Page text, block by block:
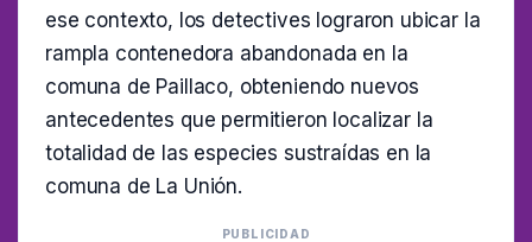
ese contexto, los detectives lograron ubicar la
rampla contenedora abandonada en la
comuna de Paillaco, obteniendo nuevos
antecedentes que permitieron localizar la
totalidad de las especies sustraídas en la
comuna de La Unión.
PUBLICIDAD